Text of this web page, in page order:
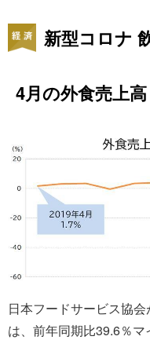
新型コロナ
4月の外食売上
日本フードサービス協
は、前年同期比39.6％